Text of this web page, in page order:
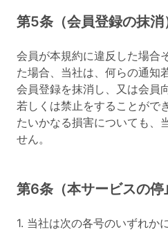
第5条（会員登録の抹消
会員が本規約に違反した場合
た場合、当社は、何らの通知
会員登録を抹消し、又は会員
若しくは禁止をすることがで
たいかなる損害についても、
せん。
第6条（本サービスの停
1. 当社は次の各号のいずれか